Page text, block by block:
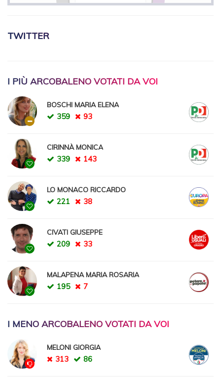
TWITTER
I PIÙ ARCOBALENO VOTATI DA VOI
BOSCHI MARIA ELENA
359 93
CIRINNÀ MONICA
339 143
LO MONACO RICCARDO
221 38
CIVATI GIUSEPPE
209 33
MALAPENA MARIA ROSARIA
195 7
I MENO ARCOBALENO VOTATI DA VOI
MELONI GIORGIA
313 86